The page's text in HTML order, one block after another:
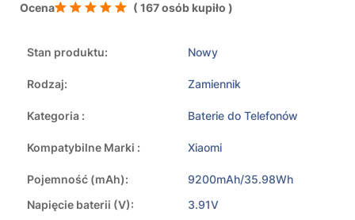
Ocena ( 167 osób kupiło )
Stan produktu: Nowy
Rodzaj: Zamiennik
Kategoria : Baterie do Telefonów
Kompatybilne Marki : Xiaomi
Pojemność (mAh):
9200mAh/35.98Wh
Napięcie baterii (V):
3.91V